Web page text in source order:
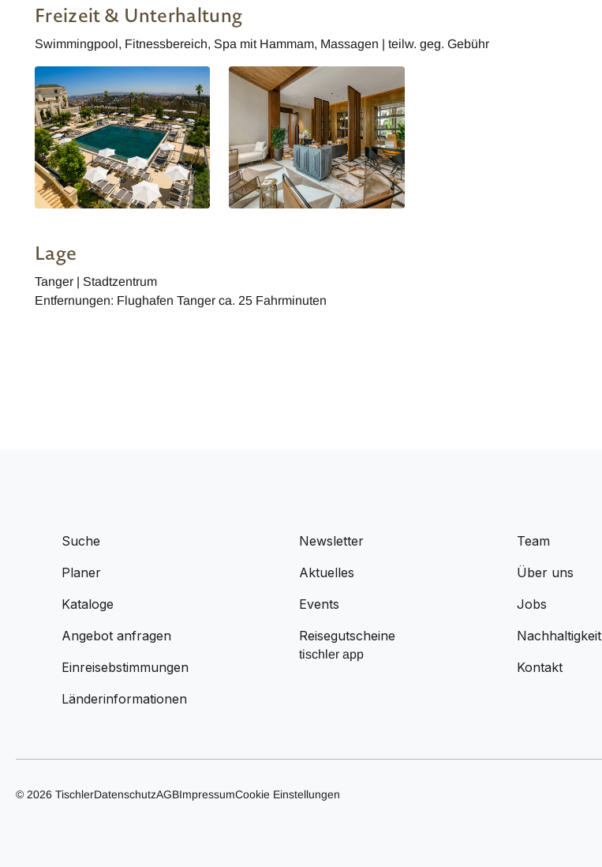
Freizeit & Unterhaltung
Swimmingpool, Fitnessbereich, Spa mit Hammam, Massagen | teilw. geg. Gebühr
Lage
Tanger | Stadtzentrum
Entfernungen: Flughafen Tanger ca. 25 Fahrminuten
Suche
Planer
Kataloge
Angebot anfragen
Einreisebstimmungen
Länderinformationen
Newsletter
Aktuelles
Events
Reisegutscheine
tischler app
Team
Über uns
Jobs
Nachhaltigkeit
Kontakt
© 2026 TischlerDatenschutzAGBImpressumCookie Einstellungen